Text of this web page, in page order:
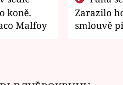
koně.
Malfoy
Zarazilo
smlouvě